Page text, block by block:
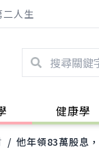
二人生
健康學
/ 他年領83萬股息